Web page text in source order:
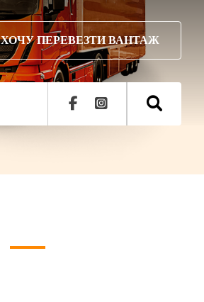
ХОЧУ ПЕРЕВЕЗТИ ВАНТАЖ